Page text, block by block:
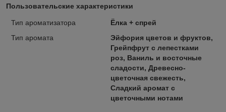
Пользовательские характеристики
Тип ароматизатора
Ёлка + спрей
Тип аромата
Эйфория цветов и фруктов,
Грейпфрут с лепестками
роз, Ваниль и восточные
сладости, Древесно-
цветочная свежесть,
Сладкий аромат с
цветочными нотами